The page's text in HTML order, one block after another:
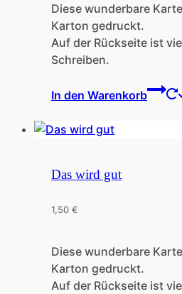
Diese wunderbare
Karton gedruckt.
Auf der Rückseite ist
Schreiben.
In den Warenkorb
Das wird gut
1,50 €
Diese wunderbare
Karton gedruckt.
Auf der Rückseite ist